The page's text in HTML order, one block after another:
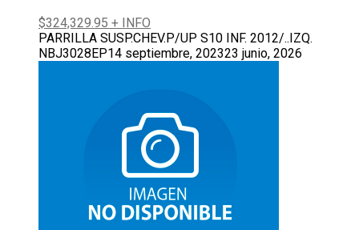
$324,329.95 + INFO
PARRILLA SUSP.CHEV.P/UP S10 INF. 2012/..IZQ.
NBJ3028EP14 septiembre, 202323 junio, 2026